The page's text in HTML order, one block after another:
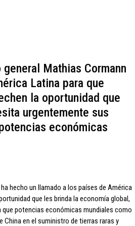
Mathias Cormann
Latina para que
la oportunidad que
urgentemente sus
económicas
hecho un llamado a los países de América
que les brinda la economía global,
potencias económicas mundiales como
China en el suministro de tierras raras y